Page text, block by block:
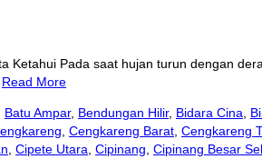
Ketahui Pada saat hujan turun dengan
Read More
Batu Ampar, Bendungan Hilir, Bidara Cina,
, Cengkareng Barat, Cengkareng
, Cipete Utara, Cipinang, Cipinang Besar